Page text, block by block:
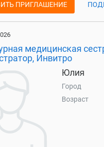
ПРИГЛАШЕНИЕ
медицинская
Инвитро
Юлия
Город
Возраст